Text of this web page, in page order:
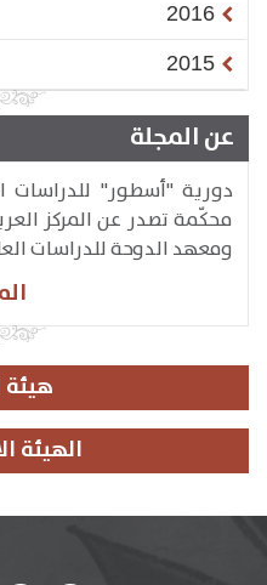
2016
2015
عن المجلة
دورية "أسطور" للدراسات
محكّمة تصدر عن المركز
ومعهد الدوحة للدراسات
هيئة
الهيئة